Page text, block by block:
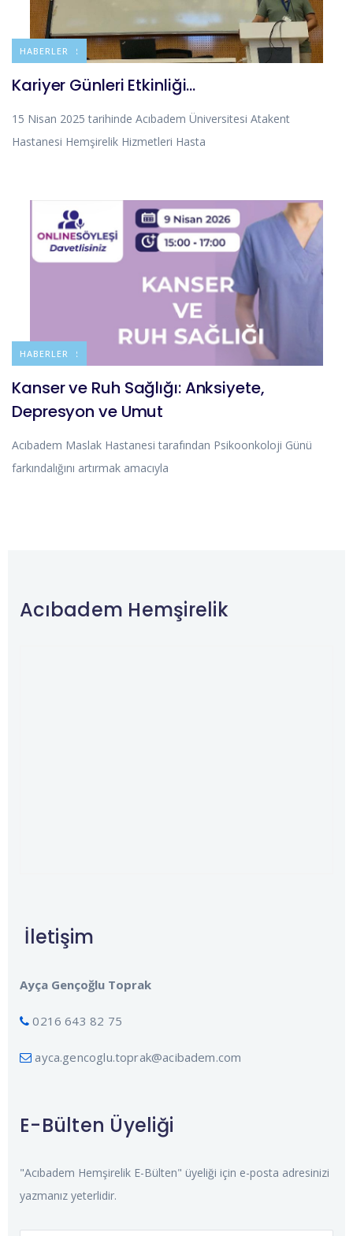
DUYURULAR
HABERLER
Kariyer Günleri Etkinliği…
15 Nisan 2025 tarihinde Acıbadem Üniversitesi Atakent
Hastanesi Hemşirelik Hizmetleri Hasta
DUYURULAR
HABERLER
Kanser ve Ruh Sağlığı: Anksiyete,
Depresyon ve Umut
Acıbadem Maslak Hastanesi tarafından Psikoonkoloji Günü
farkındalığını artırmak amacıyla
Acıbadem Hemşirelik
İletişim
Ayça Gençoğlu Toprak
0216 643 82 75
ayca.gencoglu.toprak@acibadem.com
E-Bülten Üyeliği
"Acıbadem Hemşirelik E-Bülten" üyeliği için e-posta adresinizi
yazmanız yeterlidir.